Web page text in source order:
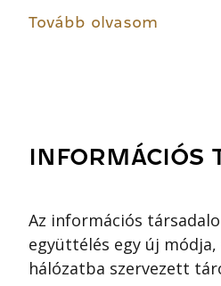
Tovább olvasom
INFORMÁCIÓS
Az információs
együttélés egy új
hálózatba szervezett